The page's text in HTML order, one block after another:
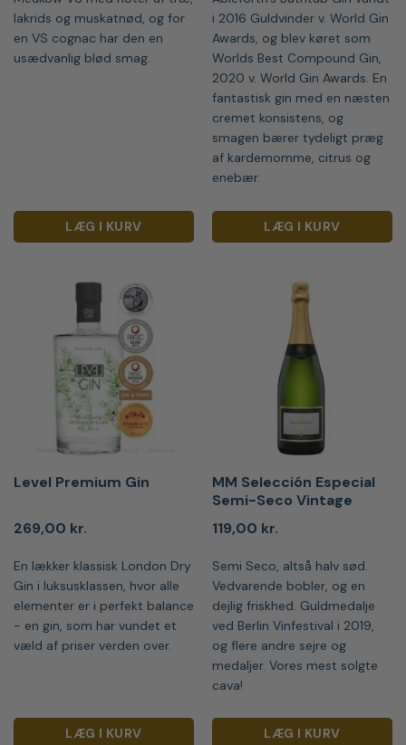
lakrids og muskatnød, og for
en VS cognac har den en
usædvanlig blød smag.
LÆG I KURV
var:
339,00 kr..
er:
i 2016 Guldvinder v. World Gin
Awards, og blev køret som
Worlds Best Compound Gin,
2020 v. World Gin Awards. En
fantastisk gin med en næsten
cremet konsistens, og
smagen bærer tydeligt præg
af kardemomme, citrus og
enebær.
LÆG I KURV
Level Premium Gin
269,00 kr.
En lækker klassisk London Dry
Gin i luksusklassen, hvor alle
elementer er i perfekt balance
- en gin, som har vundet et
væld af priser verden over.
LÆG I KURV
MM Selección Especial
Semi-Seco Vintage
119,00 kr.
Semi Seco, altså halv sød.
Vedvarende bobler, og en
dejlig friskhed. Guldmedalje
ved Berlin Vinfestival i 2019,
og flere andre sejre og
medaljer. Vores mest solgte
cava!
LÆG I KURV